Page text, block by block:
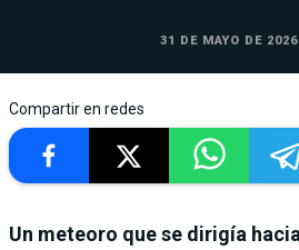
31 DE MAYO DE
Compartir en redes
Un meteoro que se dirigía